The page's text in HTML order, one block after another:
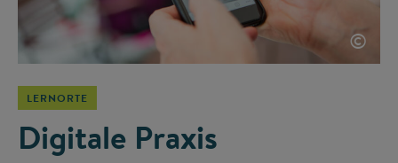
©
LERNORTE
Digitale Praxis